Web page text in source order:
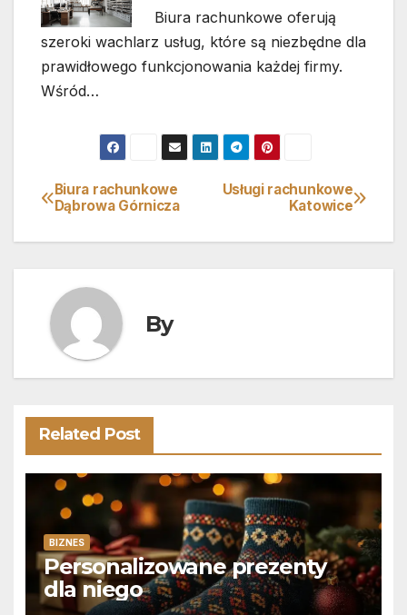
Biura rachunkowe oferują
szeroki wachlarz usług, które są niezbędne dla
prawidłowego funkcjonowania każdej firmy.
Wśród…
Nawigacja
wpisu
Usługi rachunkowe
Katowice
Biura rachunkowe
Dąbrowa Górnicza
By
Related Post
BIZNES
Personalizowane prezenty
dla niego